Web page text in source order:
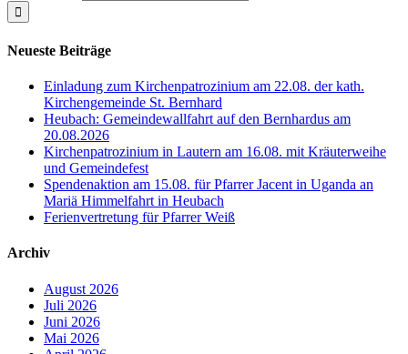
Neueste Beiträge
Einladung zum Kirchenpatrozinium am 22.08. der kath.
Kirchengemeinde St. Bernhard
Heubach: Gemeindewallfahrt auf den Bernhardus am
20.08.2026
Kirchenpatrozinium in Lautern am 16.08. mit Kräuterweihe
und Gemeindefest
Spendenaktion am 15.08. für Pfarrer Jacent in Uganda an
Mariä Himmelfahrt in Heubach
Ferienvertretung für Pfarrer Weiß
Archiv
August 2026
Juli 2026
Juni 2026
Mai 2026